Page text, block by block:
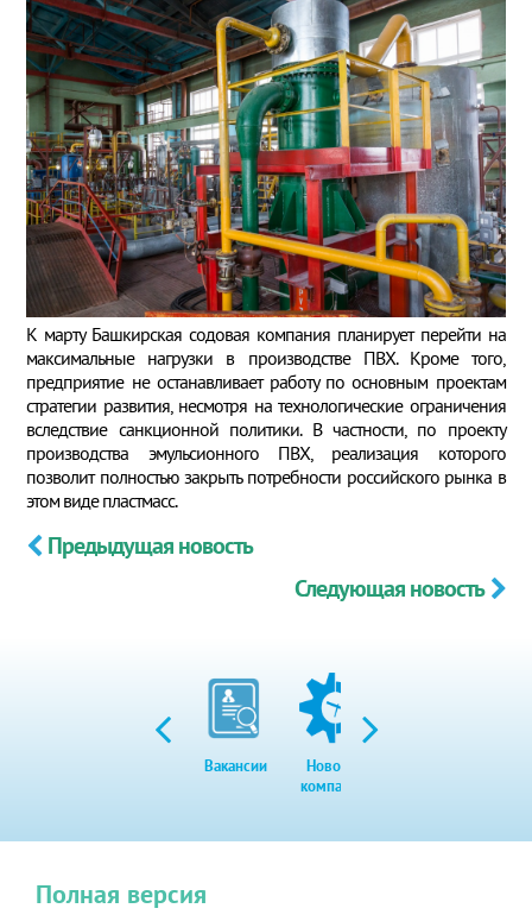
К марту Башкирская содовая компания планирует перейти на
максимальные нагрузки в производстве ПВХ. Кроме того,
предприятие не останавливает работу по основным проектам
стратегии развития, несмотря на технологические ограничения
вследствие санкционной политики. В частности, по проекту
производства эмульсионного ПВХ, реализация которого
позволит полностью закрыть потребности российского рынка в
этом виде пластмасс.
Предыдущая новость
Следующая новость
Вакансии
Новости
компании
Полная версия